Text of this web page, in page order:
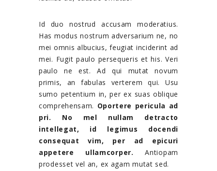
Id duo nostrud accusam moderatius.
Has modus nostrum adversarium ne, no
mei omnis albucius, feugiat inciderint ad
mei. Fugit paulo persequeris et his. Veri
paulo ne est. Ad qui mutat novum
primis, an fabulas verterem qui. Usu
sumo petentium in, per ex suas oblique
comprehensam. Oportere pericula ad
pri. No mel nullam detracto
intellegat, id legimus docendi
consequat vim, per ad epicuri
appetere ullamcorper. Antiopam
prodesset vel an, ex agam mutat sed.